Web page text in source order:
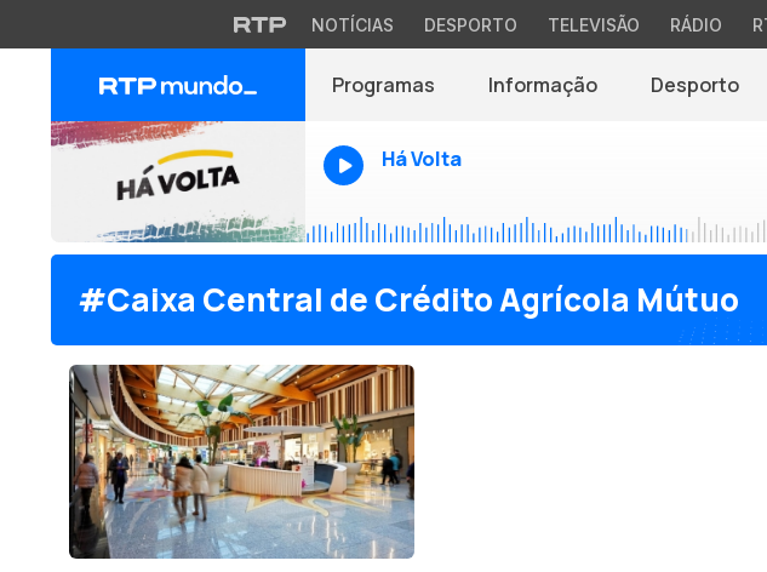
NOTÍCIAS DESPORTO TELEVISÃO RÁDIO
Programas Informação Desporto
Há Volta
#Caixa Central de Crédito Agrícola Mútuo